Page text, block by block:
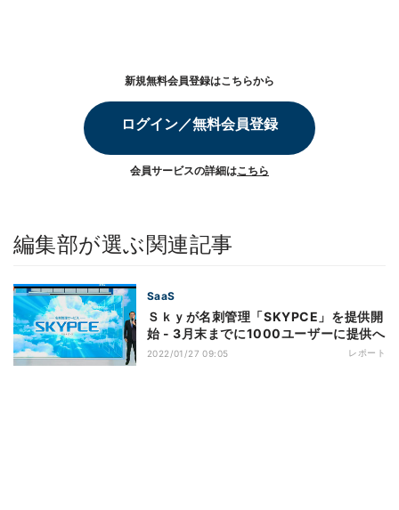
新規無料会員登録はこちらから
ログイン／無料会員登録
会員サービスの詳細はこちら
編集部が選ぶ関連記事
SaaS
Ｓｋｙが名刺管理「SKYPCE」を提供開
始 - 3月末までに1000ユーザーに提供へ
2022/01/27 09:05 レポート